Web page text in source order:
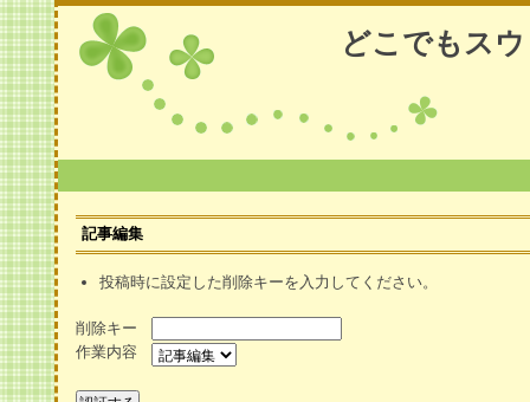
どこでもス
記事編集
投稿時に設定した削除キーを入力してください。
削除キー
作業内容